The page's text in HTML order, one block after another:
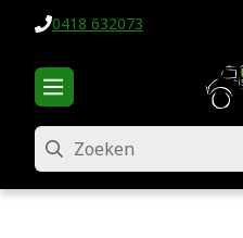
0418 632073
Zoeken